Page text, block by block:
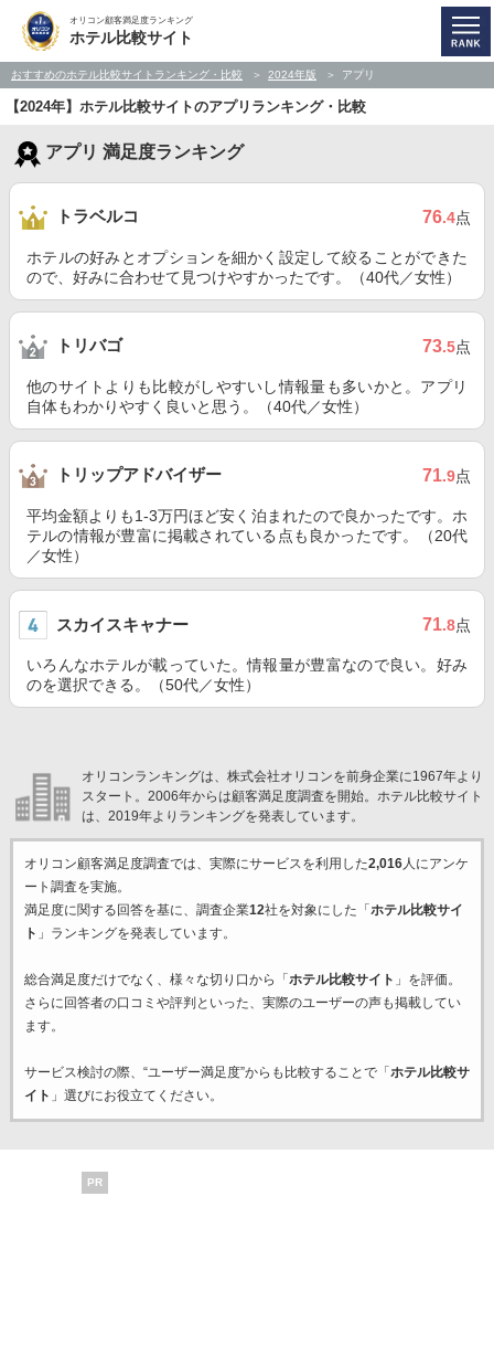
オリコン顧客満足度ランキング
ホテル比較サイト
おすすめのホテル比較サイトランキング・比較 2024年版 アプリ
【2024年】ホテル比較サイトのアプリランキング・比較
アプリ 満足度ランキング
トラベルコ 76.4点
ホテルの好みとオプションを細かく設定して絞ることができた
ので、好みに合わせて見つけやすかったです。（40代／女性）
トリバゴ 73.5点
他のサイトよりも比較がしやすいし情報量も多いかと。アプリ
自体もわかりやすく良いと思う。（40代／女性）
トリップアドバイザー 71.9点
平均金額よりも1-3万円ほど安く泊まれたので良かったです。ホ
テルの情報が豊富に掲載されている点も良かったです。（20代
／女性）
スカイスキャナー 71.8点
いろんなホテルが載っていた。情報量が豊富なので良い。好み
のを選択できる。（50代／女性）
オリコンランキングは、株式会社オリコンを前身企業に1967年より
スタート。2006年からは顧客満足度調査を開始。ホテル比較サイト
は、2019年よりランキングを発表しています。
オリコン顧客満足度調査では、実際にサービスを利用した2,016人にアンケ
ート調査を実施。
満足度に関する回答を基に、調査企業12社を対象にした「 ホテル比較サイ
ト 」ランキングを発表しています。
総合満足度だけでなく、様々な切り口から「 ホテル比較サイト 」を評価。
さらに回答者の口コミや評判といった、実際のユーザーの声も掲載してい
ます。
サービス検討の際、“ユーザー満足度”からも比較することで「 ホテル比較サ
イト 」選びにお役立てください。
PR